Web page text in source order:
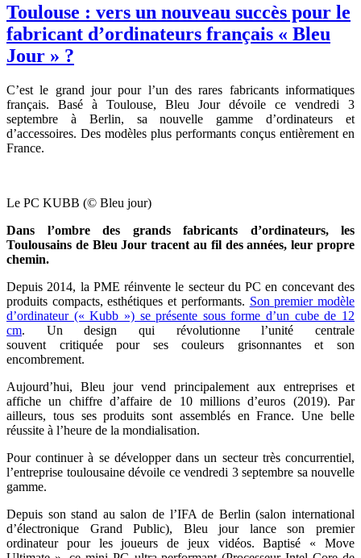
Toulouse : vers un nouveau succès pour le
fabricant d’ordinateurs français « Bleu
Jour » ?
C’est le grand jour pour l’un des rares fabricants informatiques
français. Basé à Toulouse, Bleu Jour dévoile ce vendredi 3
septembre à Berlin, sa nouvelle gamme d’ordinateurs et
d’accessoires. Des modèles plus performants conçus entièrement en
France.
Le PC KUBB (© Bleu jour)
Dans l’ombre des grands fabricants d’ordinateurs, les
Toulousains de Bleu Jour tracent au fil des années, leur propre
chemin.
Depuis 2014, la PME réinvente le secteur du PC en concevant des
produits compacts, esthétiques et performants. Son premier modèle
d’ordinateur (« Kubb ») se présente sous forme d’un cube de 12
cm. Un design qui révolutionne l’unité centrale
souvent critiquée pour ses couleurs grisonnantes et son
encombrement.
Aujourd’hui, Bleu jour vend principalement aux entreprises et
affiche un chiffre d’affaire de 10 millions d’euros (2019). Par
ailleurs, tous ses produits sont assemblés en France.Une belle
réussite à l’heure de la mondialisation.
Pour continuer à se développer dans un secteur très concurrentiel,
l’entreprise toulousaine dévoile ce vendredi 3 septembre sa nouvelle
gamme.
Depuis son stand au salon de l’IFA de Berlin (salon international
d’électronique Grand Public), Bleu jour lance son premier
ordinateur pour les joueurs de jeux vidéos. Baptisé « Move